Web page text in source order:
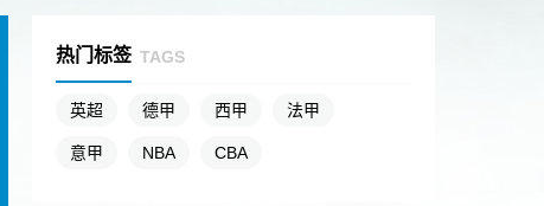
热门标签 TAGS
英超 德甲 西甲 法甲
意甲 NBA CBA